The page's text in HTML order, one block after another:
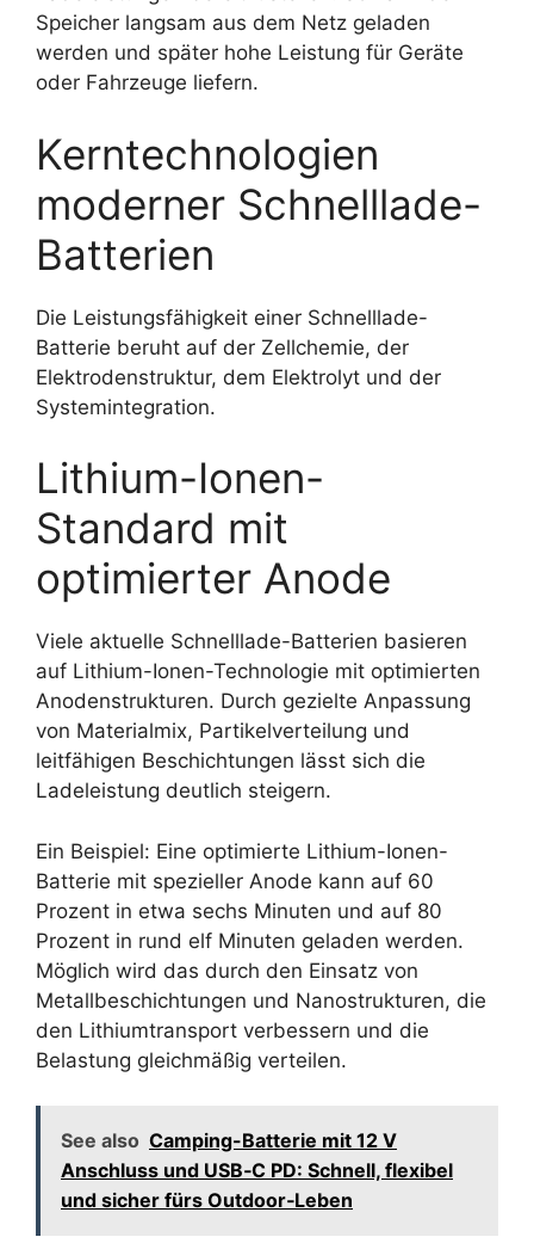
Speicher langsam aus dem Netz geladen
werden und später hohe Leistung für Geräte
oder Fahrzeuge liefern.
Kerntechnologien
moderner Schnelllade-
Batterien
Die Leistungsfähigkeit einer Schnelllade-
Batterie beruht auf der Zellchemie, der
Elektrodenstruktur, dem Elektrolyt und der
Systemintegration.
Lithium-Ionen-
Standard mit
optimierter Anode
Viele aktuelle Schnelllade-Batterien basieren
auf Lithium-Ionen-Technologie mit optimierten
Anodenstrukturen. Durch gezielte Anpassung
von Materialmix, Partikelverteilung und
leitfähigen Beschichtungen lässt sich die
Ladeleistung deutlich steigern.
Ein Beispiel: Eine optimierte Lithium-Ionen-
Batterie mit spezieller Anode kann auf 60
Prozent in etwa sechs Minuten und auf 80
Prozent in rund elf Minuten geladen werden.
Möglich wird das durch den Einsatz von
Metallbeschichtungen und Nanostrukturen, die
den Lithiumtransport verbessern und die
Belastung gleichmäßig verteilen.
See also Camping-Batterie mit 12 V
Anschluss und USB‑C PD: Schnell, flexibel
und sicher fürs Outdoor‑Leben